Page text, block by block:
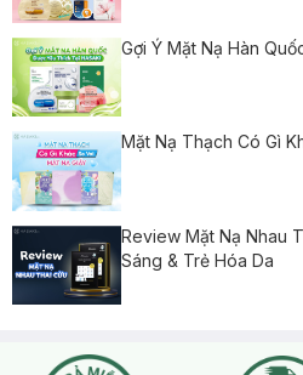
Gợi Ý Mặt Nạ Hàn
Mặt Nạ Thạch Có Gì
Review Mặt Nạ Nhau
Sáng & Trẻ Hóa Da